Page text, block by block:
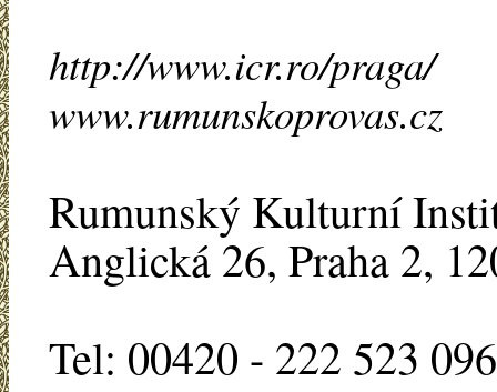
http://www.icr.ro/praga/
www.rumunskoprovas.cz
Rumunský Kulturní
Anglická 26, Praha 2,
Tel: 00420 - 222 523 096